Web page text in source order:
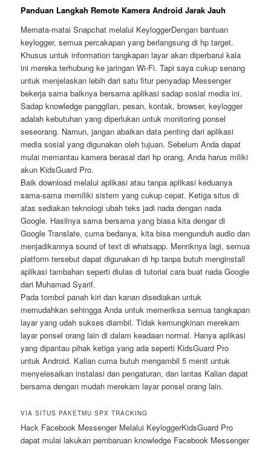
Panduan Langkah Remote Kamera Android Jarak Jauh
Memata-matai Snapchat melalui KeyloggerDengan bantuan
keylogger, semua percakapan yang berlangsung di hp target.
Khusus untuk information tangkapan layar akan diperbarui kala
ini mereka terhubung ke jaringan Wi-Fi. Tapi saya cukup senang
untuk menjelaskan lebih dari satu fitur penyadap Messenger
bekerja sama baiknya bersama aplikasi sadap sosial media ini.
Sadap knowledge panggilan, pesan, kontak, browser, keylogger
adalah kebutuhan yang diperlukan untuk monitoring ponsel
seseorang. Namun, jangan abaikan data penting dari aplikasi
media sosial yang digunakan oleh tujuan. Sebelum Anda dapat
mulai memantau kamera berasal dari hp orang, Anda harus miliki
akun KidsGuard Pro.
Baik download melalui aplikasi atau tanpa aplikasi keduanya
sama-sama memiliki sistem yang cukup cepat. Ketiga situs di
atas sediakan teknologi ubah teks jadi nada dengan nada
Google. Hasilnya sama bersama yang biasa kita dengar di
Google Translate, cuma bedanya, kita bisa mengunduh audio dan
menjadikannya sound of text di whatsapp. Menriknya lagi, semua
platform tersebut dapat digunakan di hp tanpa butuh menginstall
aplikasi tambahan seperti diulas di tutorial cara buat nada Google
dari Muhamad Syarif.
Pada tombol panah kiri dan kanan disediakan untuk
memudahkan sehingga Anda untuk memeriksa semua tangkapan
layar yang udah sukses diambil. Tidak kemungkinan merekam
layar ponsel orang lain di dalam keadaan normal. Hanya aplikasi
yang dipantau pihak ketiga yang ada seperti KidsGuard Pro
untuk Android. Kalian cuma butuh mengambil 5 menit untuk
menyelesaikan instalasi dan pengaturan, dan lantas Kalian dapat
bersama dengan mudah merekam layar ponsel orang lain.
VIA SITUS PAKETMU SPX TRACKING
Hack Facebook Messenger Melalui KeyloggerKidsGuard Pro
dapat mulai lakukan pembaruan knowledge Facebook Messenger